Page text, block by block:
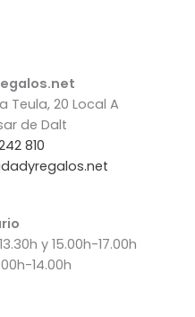
Teula, 20 Local A
de Dalt
810
y 15.00h-17.00h
14.00h